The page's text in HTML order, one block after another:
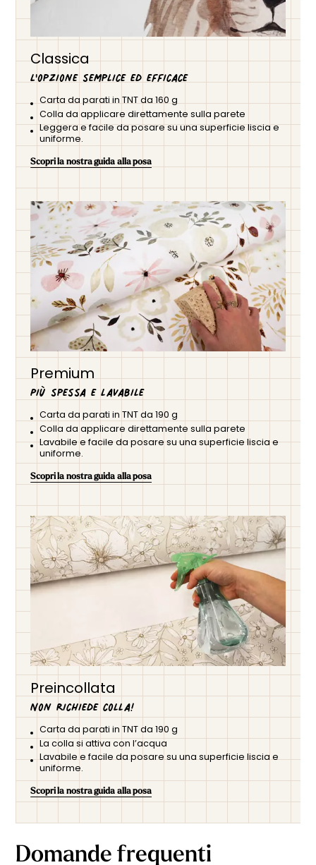
Classica
L'opzione semplice ed efficace
Carta da parati in TNT da 160 g
Colla da applicare direttamente sulla parete
Leggera e facile da posare su una superficie liscia e
uniforme.
Scopri la nostra guida alla posa
Premium
Più spessa e lavabile
Carta da parati in TNT da 190 g
Colla da applicare direttamente sulla parete
Lavabile e facile da posare su una superficie liscia e
uniforme.
Scopri la nostra guida alla posa
Preincollata
Non richiede colla!
Carta da parati in TNT da 190 g
La colla si attiva con l’acqua
Lavabile e facile da posare su una superficie liscia e
uniforme.
Scopri la nostra guida alla posa
Domande frequenti